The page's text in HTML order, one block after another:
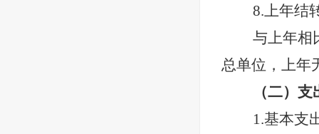
8.上年结
与上年相
总单位，上年
（二）
1.基本支